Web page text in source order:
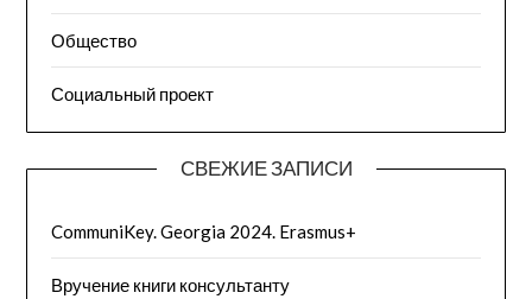
Общество
Социальный проект
СВЕЖИЕ ЗАПИСИ
CommuniKey. Georgia 2024. Erasmus+
Вручение книги консультанту